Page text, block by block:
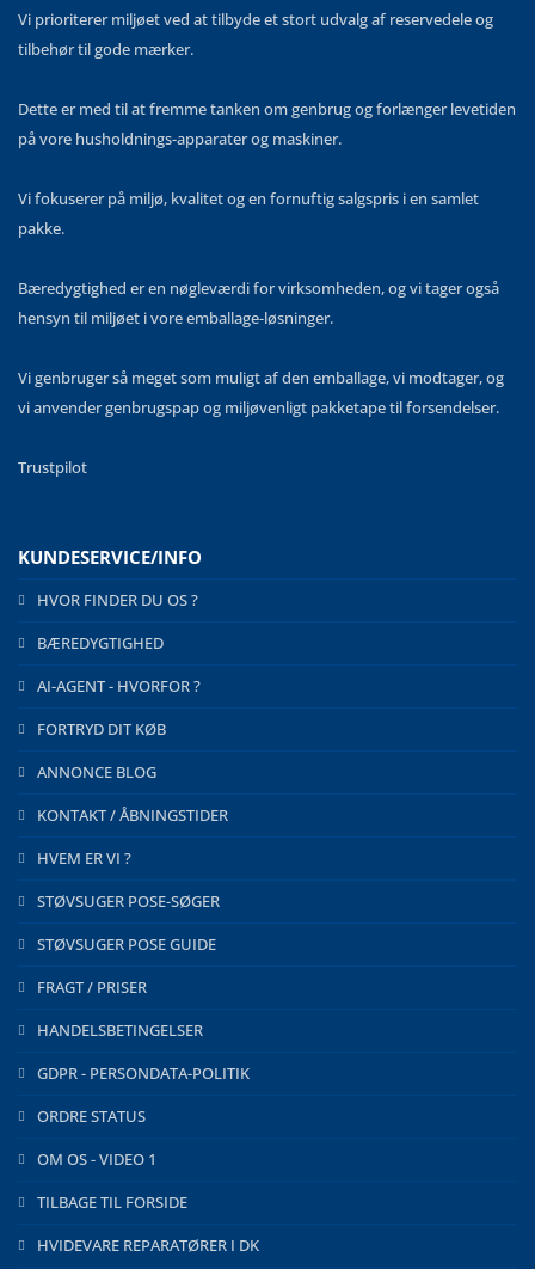
Vi prioriterer miljøet ved at tilbyde et stort udvalg af reservedele og
tilbehør til gode mærker.
Dette er med til at fremme tanken om genbrug og forlænger levetiden
på vore husholdnings-apparater og maskiner.
Vi fokuserer på miljø, kvalitet og en fornuftig salgspris i en samlet
pakke.
Bæredygtighed er en nøgleværdi for virksomheden, og vi tager også
hensyn til miljøet i vore emballage-løsninger.
Vi genbruger så meget som muligt af den emballage, vi modtager, og
vi anvender genbrugspap og miljøvenligt pakketape til forsendelser.
Trustpilot
KUNDESERVICE/INFO
HVOR FINDER DU OS ?
BÆREDYGTIGHED
AI-AGENT - HVORFOR ?
FORTRYD DIT KØB
ANNONCE BLOG
KONTAKT / ÅBNINGSTIDER
HVEM ER VI ?
STØVSUGER POSE-SØGER
STØVSUGER POSE GUIDE
FRAGT / PRISER
HANDELSBETINGELSER
GDPR - PERSONDATA-POLITIK
ORDRE STATUS
OM OS - VIDEO 1
TILBAGE TIL FORSIDE
HVIDEVARE REPARATØRER I DK